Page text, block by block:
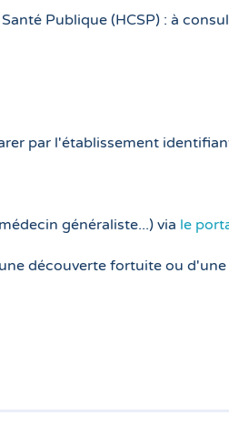
Publique (HCSP) : à
par l'établissement
généraliste...) via le
découverte fortuite ou d'une